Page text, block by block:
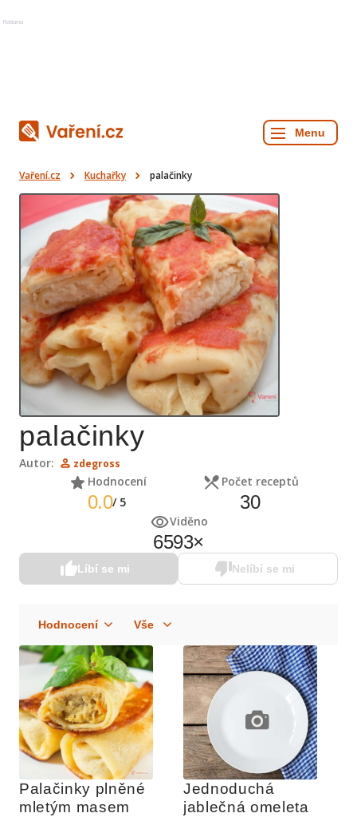
Reklama
Vaření.cz Kuchařky palačinky
palačinky
Autor: zdegross
Hodnocení
0.0/ 5
Počet receptů
30
Viděno
6593×
Líbí se mi Nelíbí se mi
Palačinky plněné
mletým masem
Jednoduchá
jablečná omeleta